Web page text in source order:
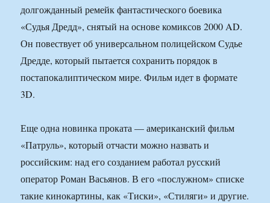
долгожданный ремейк фантастического боевика
«Судья Дредд», снятый на основе комиксов 2000 AD.
Он повествует об универсальном полицейском Судье
Дредде, который пытается сохранить порядок в
постапокалиптическом мире. Фильм идет в формате
3D.
Еще одна новинка проката — американский фильм
«Патруль», который отчасти можно назвать и
российским: над его созданием работал русский
оператор Роман Васьянов. В его «послужном» списке
такие кинокартины, как «Тиски», «Стиляги» и другие.